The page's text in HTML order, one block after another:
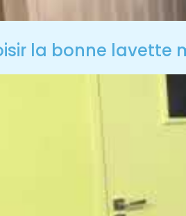
la bonne lavette